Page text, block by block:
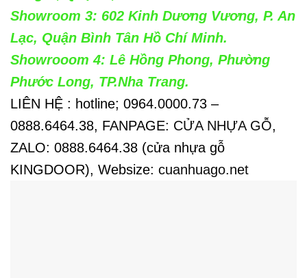
Showroom 3: 602 Kinh Dương Vương, P. An
Lạc, Quận Bình Tân Hồ Chí Minh.
Showrooom 4: Lê Hồng Phong, Phường
Phước Long, TP.Nha Trang.
LIÊN HỆ : hotline; 0964.0000.73 –
0888.6464.38, FANPAGE: CỬA NHỰA GỖ,
ZALO: 0888.6464.38 (cửa nhựa gỗ
KINGDOOR), Websize: cuanhuago.net